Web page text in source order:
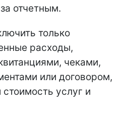
отчетным.
только
расходы,
чеками,
или договором,
услуг и